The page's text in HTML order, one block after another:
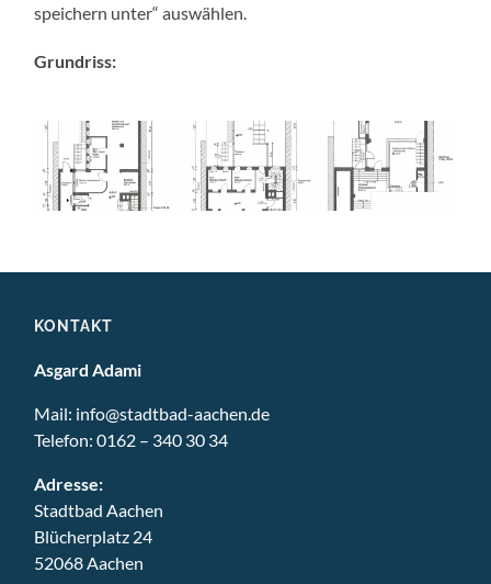
speichern unter“ auswählen.
Grundriss:
KONTAKT
Asgard Adami
Mail: info@stadtbad-aachen.de
Telefon:0162 – 340 30 34
Adresse:
Stadtbad Aachen
Blücherplatz 24
52068 Aachen